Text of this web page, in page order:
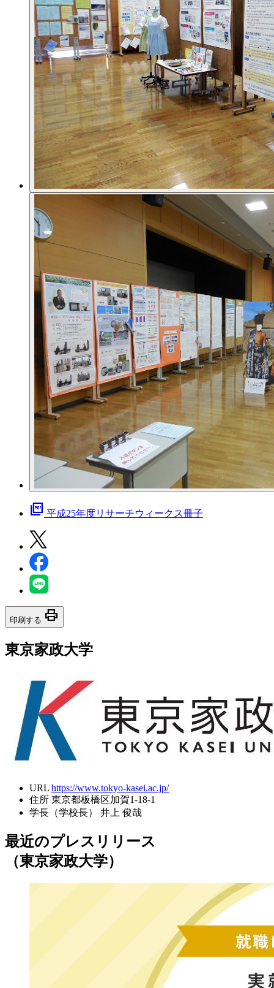
picture_as_pdf 平成25年度リサーチウィークス冊子
印刷する print
東京家政大学
URL https://www.tokyo-kasei.ac.jp/
住所 東京都板橋区加賀1-18-1
学長（学校長）
井上 俊哉
最近のプレスリリース
（東京家政大学）